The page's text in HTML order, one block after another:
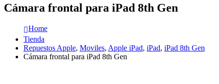
Cámara frontal para iPad 8th Gen
Home
Tienda
Repuestos Apple, Moviles, Apple iPad, iPad, iPad 8th Gen
Cámara frontal para iPad 8th Gen